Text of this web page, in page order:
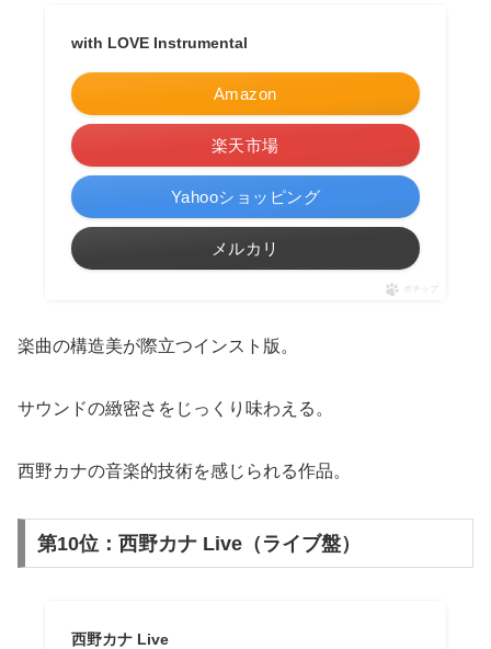
with LOVE Instrumental
Amazon
楽天市場
Yahooショッピング
メルカリ
ポチップ
楽曲の構造美が際立つインスト版。
サウンドの緻密さをじっくり味わえる。
西野カナの音楽的技術を感じられる作品。
第10位：西野カナ Live（ライブ盤）
西野カナ Live